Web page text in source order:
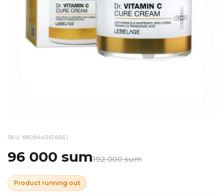
SKU: 8809445616041
96 000 sum192 000 sum
Product running out